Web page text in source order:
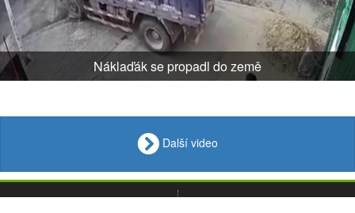
Náklaďák se propadl do země
Další video